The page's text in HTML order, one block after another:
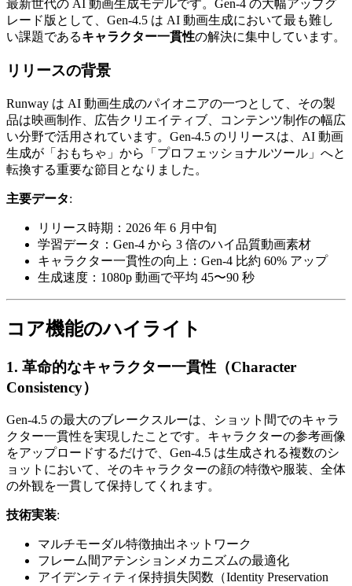
最新世代の AI 動画生成モデルです。Gen-4 の大幅アップグ
レード版として、Gen-4.5 は AI 動画生成において最も難し
い課題であるキャラクター一貫性の解決に集中しています。
リリースの背景
Runway は AI 動画生成のパイオニアの一つとして、その製
品は映画制作、広告クリエイティブ、コンテンツ制作の幅広
い分野で活用されています。Gen-4.5 のリリースは、AI 動画
生成が「おもちゃ」から「プロフェッショナルツール」へと
転換する重要な節目となりました。
主要データ:
リリース時期：2026 年 6 月中旬
学習データ：Gen-4 から 3 倍のハイ品質動画素材
キャラクター一貫性の向上：Gen-4 比約 60% アップ
生成速度：1080p 動画で平均 45〜90 秒
コア機能のハイライト
1. 革命的なキャラクター一貫性（Character
Consistency）
Gen-4.5 の最大のブレークスルーは、ショット間でのキャラ
クター一貫性を実現したことです。キャラクターの参考画像
をアップロードするだけで、Gen-4.5 は生成される複数のシ
ョットにおいて、そのキャラクターの顔の特徴や服装、全体
の外観を一貫して保持してくれます。
技術実装:
マルチモーダル特徴抽出ネットワーク
フレーム間アテンションメカニズムの最適化
アイデンティティ保持損失関数（Identity Preservation